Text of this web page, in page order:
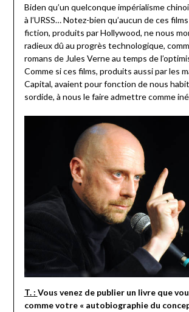
Biden qu’un quelconque impérialisme
à l’URSS… Notez-bien qu’aucun de ces
fiction, produits par Hollywood, ne nous
radieux dû au progrès technologique,
romans de Jules Verne au temps de
Comme si ces films, produits aussi par les
Capital, avaient pour fonction de nous
sordide, à nous le faire admettre comme
T. : Vous venez de publier un livre que
comme votre « autobiographie du